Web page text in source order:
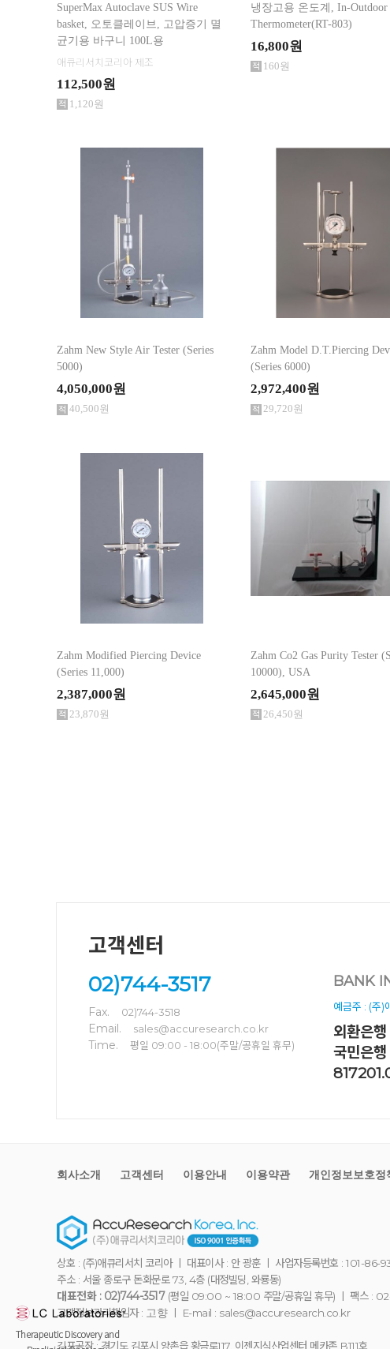
화학, 분석 실험제품 >
Battery Materials for R&D >
이벤트상품 >
SuperMax Autoclave SUS Wire
basket, 오토클레이브, 고압증기 멸
균기용 바구니 100L용
애큐리서치코리아 제조
112,500원
1,120원
냉장고용 온도계, In-Outdoor
Thermometer(RT-803)
16,800원
160원
Zahm New Style Air Tester (Series
5000)
4,050,000원
40,500원
Zahm Model D.T.Piercing
(Series 6000)
2,972,400원
29,720원
Zahm Modified Piercing Device
(Series 11,000)
2,387,000원
23,870원
Zahm Co2 Gas Purity Tester
10000), USA
2,645,000원
26,450원
고객센터
02)744-3517
Fax. 02)744-3518
Email. sales@accuresearch.co.kr
Time. 평일 09:00 - 18:00(주말/공휴일 휴무)
BANK
예금주 : (주)
외환은
국민은행
회사소개 고객센터 이용안내 이용약관 개인정보보호정
상호 : (주)애큐리서치 코리아 ㅣ 대표이사 : 안 광훈 ㅣ 사업자등록번호 : 101-86-
주소 : 서울 종로구 돈화문로 73, 4층 (대정빌딩, 와룡동)
대표전화 : 02)744-3517(평일 09:00 ~ 18:00 주말/공휴일 휴무) ㅣ 팩스 :
고객정보관리책임자 : 고향ㅣ E-mail : sales@accuresearch.co.kr
김포공장 : 경기도 김포시 양촌읍 황금로117. 이젠지식산업센터 메카존 B111호